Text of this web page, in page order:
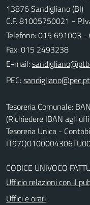
13876 Sandigliano (BI)
C.F. 81005750021 -
Telefono:015 691003 -
Fax: 015 2493238
E-mail:
PEC:
Tesoreria Comunale:
(Richiedere IBAN agli
Tesoreria Unica -
CODICE UNIVOCO
Ufficio relazioni con il
Uffici e orari